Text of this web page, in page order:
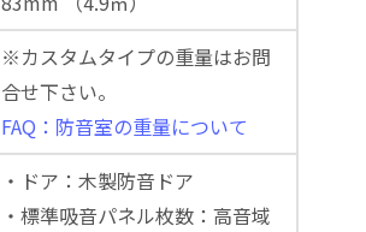
※カスタムタイプの重量はお問
合せ下さい。
FAQ：防音室の重量について
・ドア：木製防音ドア
・標準吸音パネル枚数：高音域